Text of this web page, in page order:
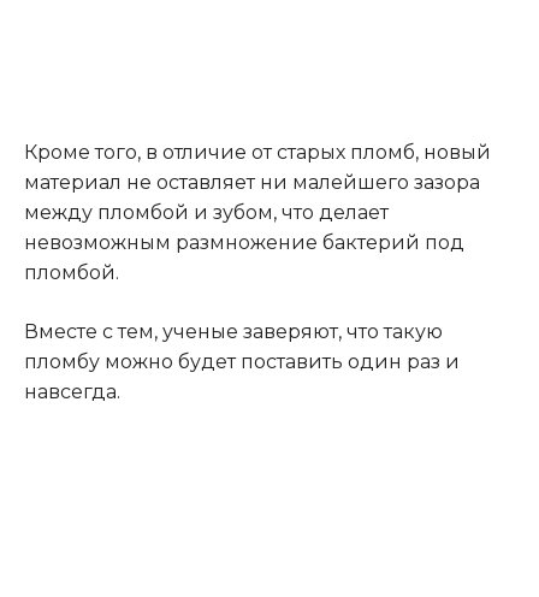
Кроме того, в отличие от старых пломб, новый
материал не оставляет ни малейшего зазора
между пломбой и зубом, что делает
невозможным размножение бактерий под
пломбой.
Вместе с тем, ученые заверяют, что такую
пломбу можно будет поставить один раз и
навсегда.